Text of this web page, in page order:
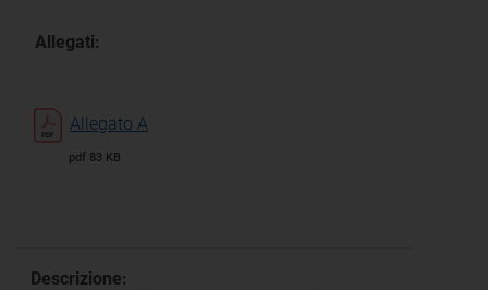
Allegati:
Allegato A
pdf 83 KB
Descrizione: